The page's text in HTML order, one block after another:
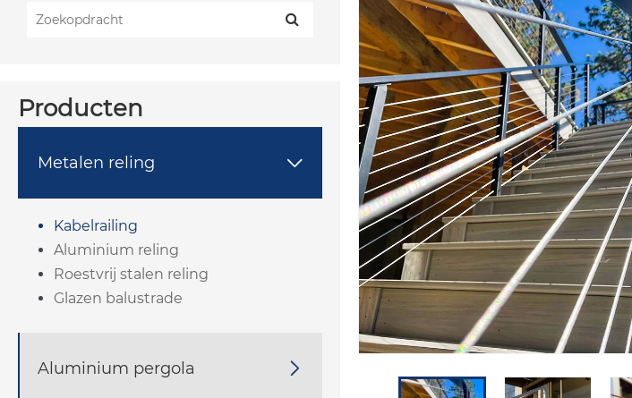
Producten
Metalen reling 
Kabelrailing
Aluminium reling
Roestvrij stalen reling
Glazen balustrade
Aluminium pergola 